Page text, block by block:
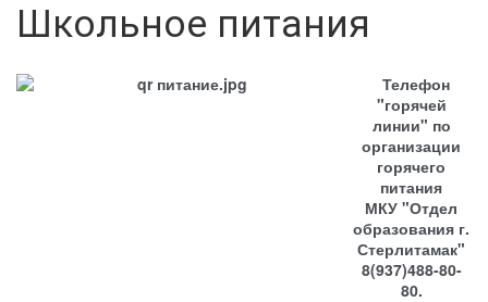
Школьное питания
Телефон
"горячей
линии" по
организации
горячего
питания
МКУ "Отдел
образования г.
Стерлитамак"
8(937)488-80-
80.